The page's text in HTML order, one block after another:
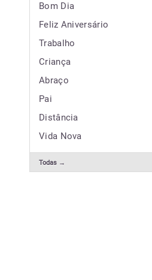
Bom Dia
Feliz Aniversário
Trabalho
Criança
Abraço
Pai
Distância
Vida Nova
Todas →